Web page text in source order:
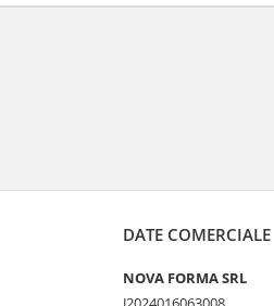
DATE COMERCIALE
NOVA FORMA SRL